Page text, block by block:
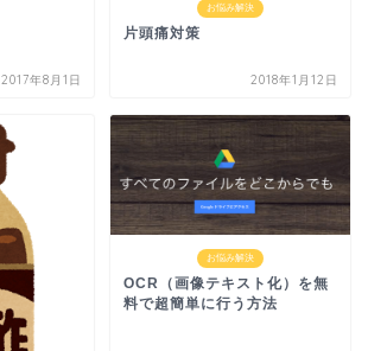
2017年8月1日
お悩み解決
片頭痛対策
2018年1月12日
お悩み解決
OCR（画像テキスト化）を無
料で超簡単に行う方法